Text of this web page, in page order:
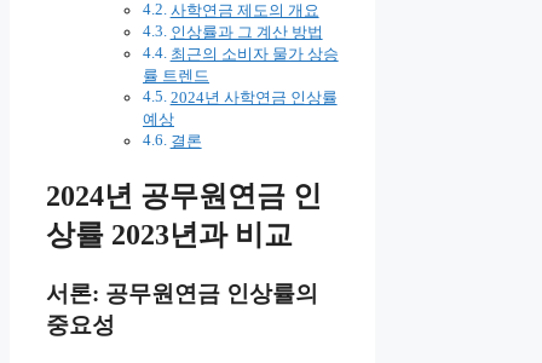
사학연금 제도의 개요
인상률과 그 계산 방법
최근의 소비자 물가 상승
률 트렌드
2024년 사학연금 인상률
예상
결론
2024년 공무원연금 인
상률 2023년과 비교
서론: 공무원연금 인상률의
중요성